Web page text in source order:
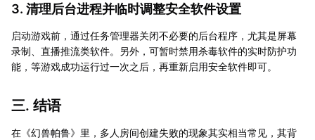
3. 清理后台进程并临时调整安全软件设置
启动游戏前，通过任务管理器关闭不必要的后台程序，尤其是屏幕
录制、直播推流类软件。另外，可暂时禁用杀毒软件的实时防护功
能，等游戏成功运行过一次之后，再重新启用安全软件即可。
三. 结语
在《幻兽帕鲁》里，多人房间创建失败的现象其实相当常见，其背